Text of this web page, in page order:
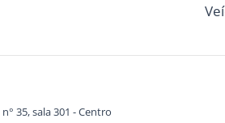
35, sala 301 - Centro